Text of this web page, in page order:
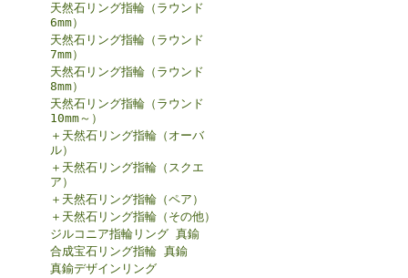
天然石リング指輪（ラウンド
6mm）
天然石リング指輪（ラウンド
7mm）
天然石リング指輪（ラウンド
8mm）
天然石リング指輪（ラウンド
10mm～）
＋天然石リング指輪（オーバ
ル）
＋天然石リング指輪（スクエ
ア）
＋天然石リング指輪（ペア）
＋天然石リング指輪（その他）
ジルコニア指輪リング 真鍮
合成宝石リング指輪 真鍮
真鍮デザインリング